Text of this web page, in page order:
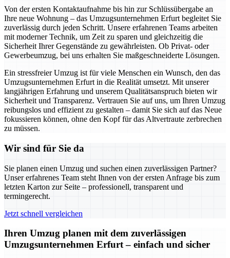
Von der ersten Kontaktaufnahme bis hin zur Schlüssübergabe an
Ihre neue Wohnung – das Umzugsunternehmen Erfurt begleitet Sie
zuverlässig durch jeden Schritt. Unsere erfahrenen Teams arbeiten
mit moderner Technik, um Zeit zu sparen und gleichzeitig die
Sicherheit Ihrer Gegenstände zu gewährleisten. Ob Privat- oder
Gewerbeumzug, bei uns erhalten Sie maßgeschneiderte Lösungen.
Ein stressfreier Umzug ist für viele Menschen ein Wunsch, den das
Umzugsunternehmen Erfurt in die Realität umsetzt. Mit unserer
langjährigen Erfahrung und unserem Qualitätsanspruch bieten wir
Sicherheit und Transparenz. Vertrauen Sie auf uns, um Ihren Umzug
reibungslos und effizient zu gestalten – damit Sie sich auf das Neue
fokussieren können, ohne den Kopf für das Altvertraute zerbrechen
zu müssen.
Wir sind für Sie da
Sie planen einen Umzug und suchen einen zuverlässigen Partner?
Unser erfahrenes Team steht Ihnen von der ersten Anfrage bis zum
letzten Karton zur Seite – professionell, transparent und
termingerecht.
Jetzt schnell vergleichen
Ihren Umzug planen mit dem zuverlässigen
Umzugsunternehmen Erfurt – einfach und sicher